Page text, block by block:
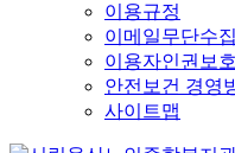
이용규정
이메일무단수
이용자인권보호
안전보건 경영
사이트맵